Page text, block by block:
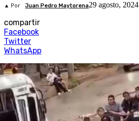
▲ Por Juan Pedro Maytorena29 agosto, 2024
compartir
Facebook
Twitter
WhatsApp